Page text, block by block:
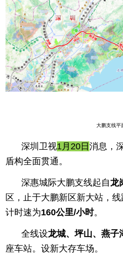
大鹏支线平
深圳卫视1月20日消息，
盾构全面贯通。
深惠城际大鹏支线起自龙
区，止于大鹏新区新大站，
计时速为160公里/小时。
全线设龙城、坪山、燕子
座车站。设新大存车场。